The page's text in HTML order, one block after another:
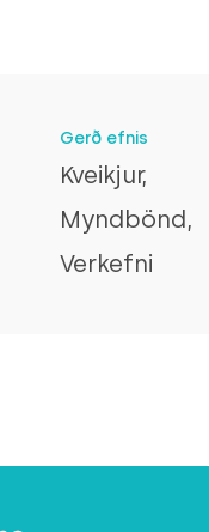
Gerð efnis
Kveikjur,
Myndbönd,
Verkefni